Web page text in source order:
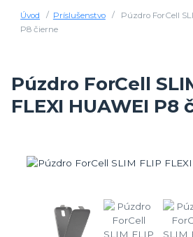
Úvod Príslušenstvo
Púzdro ForCell
P8 čierne
Púzdro ForCell
FLEXI HUAWEI P8